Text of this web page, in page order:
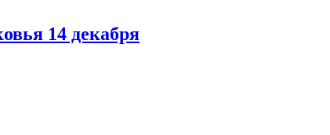
14 декабря